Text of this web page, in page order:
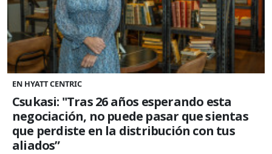
EN HYATT CENTRIC
Csukasi: "Tras 26 años esperando esta
negociación, no puede pasar que sientas
que perdiste en la distribución con tus
aliados”